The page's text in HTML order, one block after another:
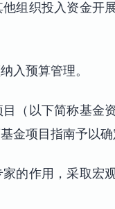
组织投入资金开
入预算管理。
（以下简称基金
金项目指南予以确
的作用，采取宏